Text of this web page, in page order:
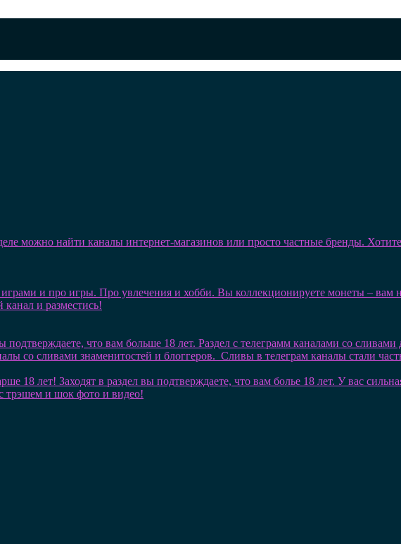
можно найти каналы интернет-магазинов или просто частные бренды.
и про игры. Про увлечения и хобби. Вы коллекционируете монеты – вам
и разместись!
подтверждаете, что вам больше 18 лет. Раздел с телеграмм каналами со
со сливами знаменитостей и блоггеров. Сливы в телеграм каналы стали
18 лет! Заходят в раздел вы подтверждаете, что вам болье 18 лет. У вас
трэшем и шок фото и видео!